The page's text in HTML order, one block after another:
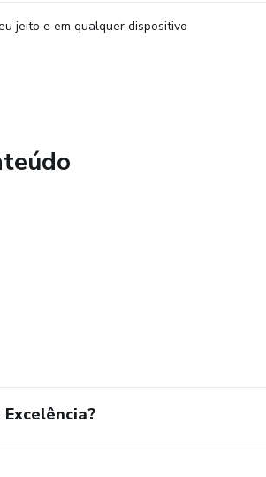
jeito e em qualquer dispositivo